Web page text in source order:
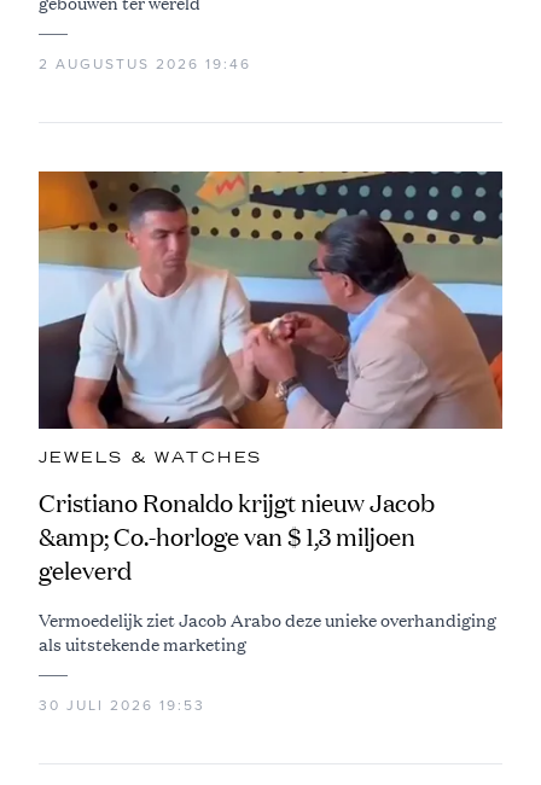
2 AUGUSTUS 2026 19:46
JEWELS & WATCHES
Cristiano Ronaldo krijgt nieuw Jacob
&amp; Co.-horloge van $ 1,3 miljoen
geleverd
Vermoedelijk ziet Jacob Arabo deze unieke overhandiging
als uitstekende marketing
30 JULI 2026 19:53